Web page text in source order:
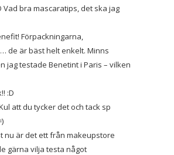
Vad bra mascaratips, det ska jag
Förpackningarna,
de är bäst helt enkelt. Minns
jag testade Benetint i Paris – vilken
:D
att du tycker det och tack sp
nu är det ett från makeupstore
gärna vilja testa något